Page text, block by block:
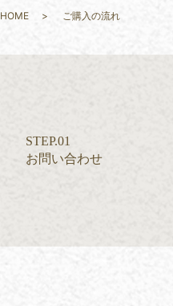
HOME ご購入の流れ
STEP.01
お問い合わせ